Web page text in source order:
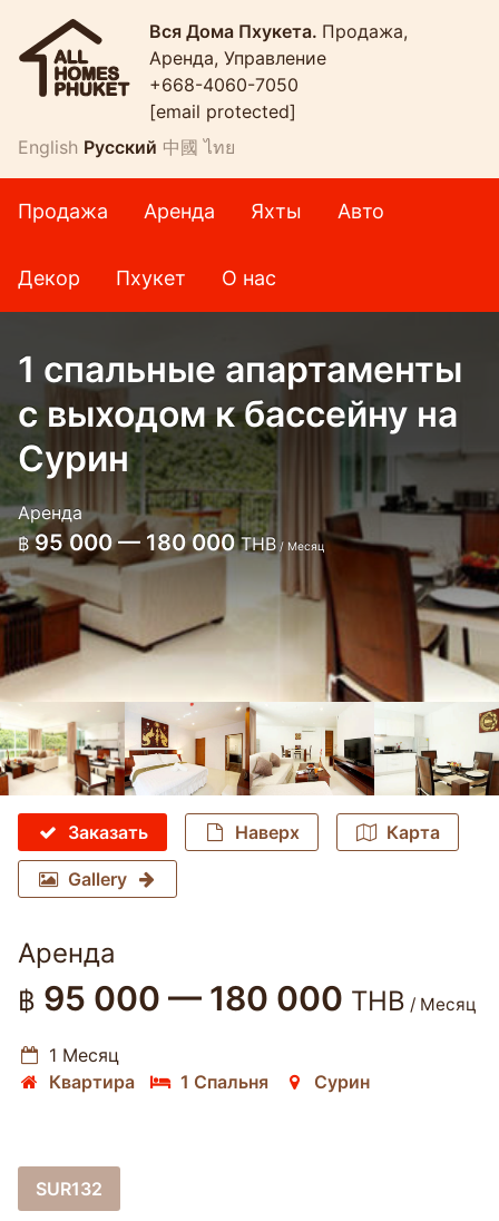
Вся Дома Пхукета. Продажа,
Аренда, Управление
+668-4060-7050
[email protected]
English Русский 中國 ไทย
Продажа Аренда Яхты Авто
Декор Пхукет О нас
1 спальные апартаменты
с выходом к бассейну на
Сурин
Аренда
฿ 95 000 — 180 000THB / Месяц
Заказать Наверх Карта
Gallery
Аренда
฿ 95 000 — 180 000 THB / Месяц
1 Месяц
Квартира
1 Спальня Сурин
SUR132